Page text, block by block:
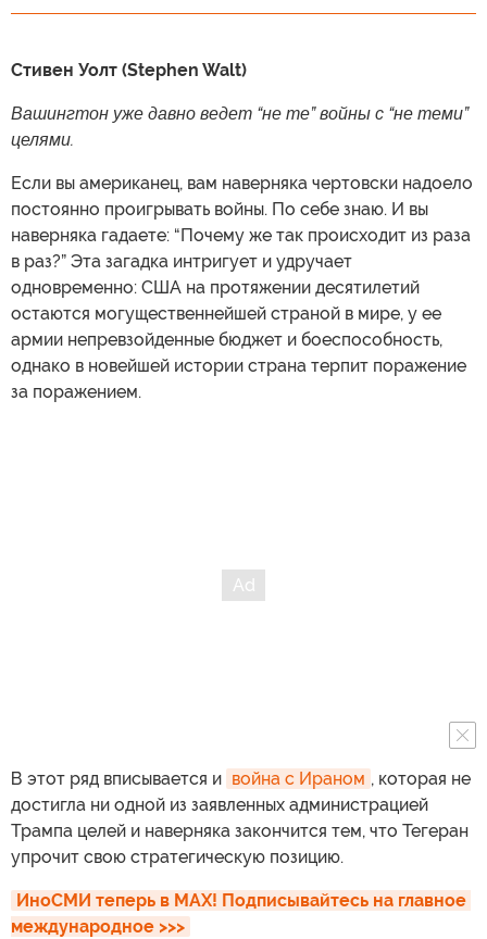
Стивен Уолт (Stephen Walt)
Вашингтон уже давно ведет “не те” войны с “не теми”
целями.
Если вы американец, вам наверняка чертовски надоело
постоянно проигрывать войны. По себе знаю. И вы
наверняка гадаете: “Почему же так происходит из раза
в раз?” Эта загадка интригует и удручает
одновременно: США на протяжении десятилетий
остаются могущественнейшей страной в мире, у ее
армии непревзойденные бюджет и боеспособность,
однако в новейшей истории страна терпит поражение
за поражением.
В этот ряд вписывается и война с Ираном , которая не
достигла ни одной из заявленных администрацией
Трампа целей и наверняка закончится тем, что Тегеран
упрочит свою стратегическую позицию.
ИноСМИ теперь в MAX! Подписывайтесь на главное
международное >>>